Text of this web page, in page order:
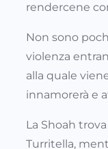
rendercene
Non sono
violenza
alla quale
innamorerà e
La Shoah
Turritella,